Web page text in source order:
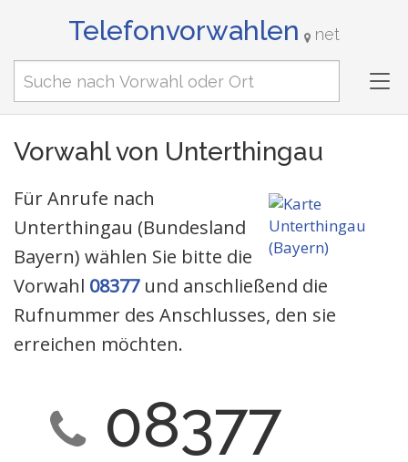
Telefonvorwahlen net
Vorwahl von Unterthingau
Für Anrufe nach
Unterthingau (Bundesland
Bayern) wählen Sie bitte die
Vorwahl 08377und anschließend die
Rufnummer des Anschlusses, den sie
erreichen möchten.
08377